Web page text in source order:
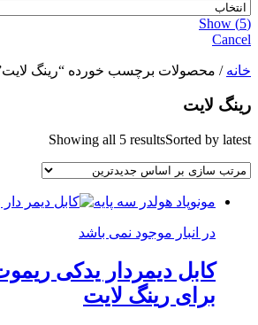
Show (5)
Cancel
خانه / محصولات برچسب خورده “رینگ
رینگ لایت
Showing all 5 resultsSorted by latest
مونوپاد هولدر سه پایه
در انبار موجود نمی باشد
برای رینگ لایت